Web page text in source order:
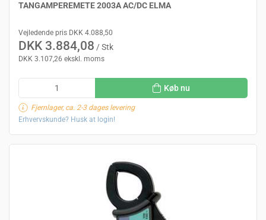
TANGAMPEREMETE 2003A AC/DC ELMA
Vejledende pris DKK 4.088,50
DKK 3.884,08 / Stk
DKK 3.107,26 ekskl. moms
Køb nu
Fjernlager, ca. 2-3 dages levering
Erhvervskunde? Husk at login!